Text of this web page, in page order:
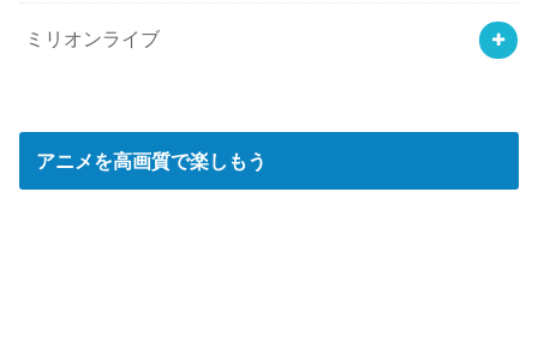
ミリオンライブ
アニメを高画質で楽しもう